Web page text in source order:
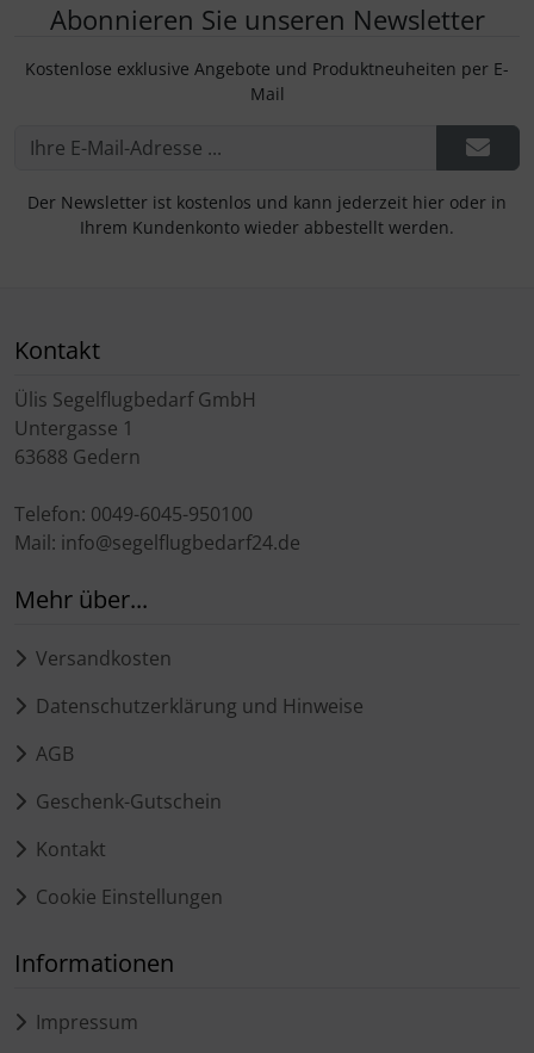
Abonnieren Sie unseren Newsletter
Kostenlose exklusive Angebote und Produktneuheiten per E-
Mail
Der Newsletter ist kostenlos und kann jederzeit hier oder in
Ihrem Kundenkonto wieder abbestellt werden.
Kontakt
Ülis Segelflugbedarf GmbH
Untergasse 1
63688 Gedern
Telefon: 0049-6045-950100
Mail: info@segelflugbedarf24.de
Mehr über...
Versandkosten
Datenschutzerklärung und Hinweise
AGB
Geschenk-Gutschein
Kontakt
Cookie Einstellungen
Informationen
Impressum